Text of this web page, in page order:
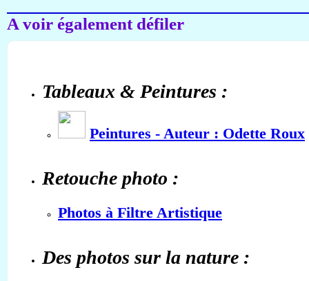
A voir également défiler
Tableaux & Peintures :
Peintures - Auteur : Odette Roux
Retouche photo :
Photos à Filtre Artistique
Des photos sur la nature :